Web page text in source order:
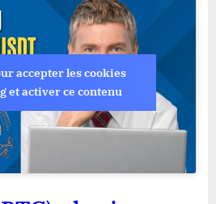
accepter les cookies
et activer ce contenu